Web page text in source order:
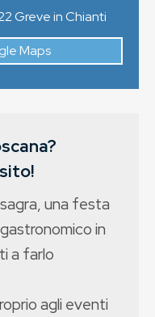
Greve in Chianti
Maps
una festa
in
a farlo
agli eventi